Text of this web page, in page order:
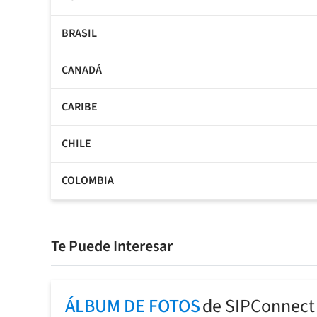
BRASIL
CANADÁ
CARIBE
CHILE
COLOMBIA
Te Puede Interesar
ÁLBUM DE FOTOSde